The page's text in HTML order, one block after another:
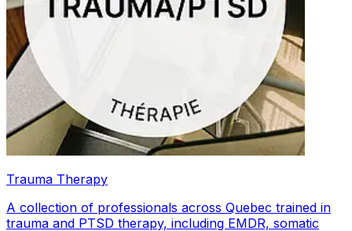
Trauma Therapy
A collection of professionals across Quebec trained in
trauma and PTSD therapy, including EMDR, somatic